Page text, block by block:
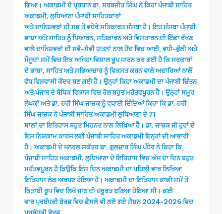
ਗਿਆ। ਅਕਾਡਮੀ ਦੇ ਪ੍ਰਧਾਨ ਡਾ. ਸਰਬਜੀਤ ਸਿੰਘ ਨੇ ਕਿਹਾ ਪੰਜਾਬੀ ਸਾਹਿਤ
ਅਕਾਡਮੀ, ਲੁਧਿਆਣਾ ਪੰਜਾਬੀ ਸਾਹਿਤਕਾਰਾਂ
ਅਤੇ ਦਾਨਿਸ਼ਵਰਾਂ ਦੀ ਸਭ ਤੋਂ ਵਧੇਰੇ ਸਤਿਕਾਰਤ ਸੰਸਥਾ ਹੈ। ਇਹ ਸੰਸਥਾ ਪੰਜਾਬੀ
ਭਾਸ਼ਾ ਅਤੇ ਸਾਹਿਤ ਨੂੰ ਪਿਆਰਨ, ਸਤਿਕਾਰਨ ਅਤੇ ਵਿਸਤਾਰਨ ਦੀ ਇੱਛਾ ਰੱਖਣ
ਵਾਲੇ ਦਾਨਿਸ਼ਵਰਾਂ ਦੀ ਸਵੈ-ਸੇਵੀ ਯਤਨਾਂ ਨਾਲ ਹੋਂਦ ਵਿਚ ਆਈ, ਵਧੀ-ਫੁੱਲੀ ਅਤੇ
ਮੌਜੂਦਾ ਸਮੇਂ ਵਿਚ ਇਕ ਅਜਿਹਾ ਵਿਸ਼ਾਲ ਰੂਪ ਧਾਰਨ ਕਰ ਗਈ ਹੈ ਕਿ ਸਰਕਾਰਾਂ
ਦੇ ਭਾਸ਼ਾ, ਸਾਹਿਤ ਅਤੇ ਸਭਿਆਚਾਰ ਨੂੰ ਵਿਕਸਤ ਕਰਨ ਵਾਲੇ ਅਦਾਰਿਆਂ ਨਾਲੋਂ
ਵੱਧ ਵਿਸ਼ਵਾਸੀ ਕੇਂਦਰ ਬਣ ਗਈ ਹੈ। ਉਨ੍ਹਾਂ ਕਿਹਾ ਅਕਾਡਮੀ ਦਾ ਪੰਜਾਬੀ ਚਿੰਤਨ
ਅਤੇ ਪੰਜਾਬ ਦੇ ਬੌਧਿਕ ਵਿਕਾਸ ਵਿਚ ਰੋਲ ਬਹੁਤ ਮਹੱਤਵਪੂਰਨ ਹੈ। ਉਨ੍ਹਾਂ ਸਮੂਹ
ਲੇਖਕਾਂ ਅਤੇ ਡਾ. ਹਰੀ ਸਿੰਘ ਜਾਚਕ ਨੂੰ ਵਧਾਈ ਦਿੰਦਿਆਂ ਕਿਹਾ ਕਿ ਡਾ. ਹਰੀ
ਸਿੰਘ ਜਾਚਕ ਨੇ ਪੰਜਾਬੀ ਸਾਹਿਤ ਅਕਾਡਮੀ ਲੁਧਿਆਣਾ ਦੇ 71
ਸਾਲਾਂ ਦਾ ਇਤਿਹਾਸ ਬਹੁਤ ਮਿਹਨਤ ਨਾਲ ਲਿਖਿਆ ਹੈ। ਡਾ. ਜਾਚਕ ਜੀ ਹੁਰਾਂ ਦੇ
ਇਸ ਨਿਸ਼ਕਾਮ ਕਾਰਜ ਲਈ ਪੰਜਾਬੀ ਸਾਹਿਤ ਅਕਾਡਮੀ ਇਨ੍ਹਾਂ ਦੀ ਆਭਾਰੀ
ਹੈ। ਅਕਾਡਮੀ ਦੇ ਜਨਰਲ ਸਕੱਤਰ ਡਾ. ਗੁਲਜ਼ਾਰ ਸਿੰਘ ਪੰਧੇਰ ਨੇ ਕਿਹਾ ਕਿ
ਪੰਜਾਬੀ ਸਾਹਿਤ ਅਕਾਡਮੀ, ਲੁਧਿਆਣਾ ਦੇ ਇਤਿਹਾਸ ਵਿਚ ਅੱਜ ਦਾ ਦਿਨ ਬਹੁਤ
ਮਹੱਤਵਪੂਰਨ ਹੈ ਕਿਉਕਿ ਇਸ ਦਿਨ ਅਕਾਡਮੀ ਦਾ ਪਹਿਲੀ ਵਾਰ ਲਿਖਿਆ
ਇਤਿਹਾਸ ਲੋਕ ਅਰਪਣ ਹੋਇਆ ਹੈ। ਅਕਾਡਮੀ ਦਾ ਇਤਿਹਾਸ ਕਾਫ਼ੀ ਸਮੇਂ ਤੋਂ
ਕਿਤਾਬੀ ਰੂਪ ਵਿਚ ਲਿਖੇ ਜਾਣ ਦੀ ਜ਼ਰੂਰਤ ਬਣਿਆ ਹੋਇਆ ਸੀ। ਕਈ
ਵਾਰ ਪ੍ਰਬੰਧਕੀ ਬੋਰਡ ਵਿਚ ਫ਼ੈਸਲੇ ਵੀ ਲਏ ਗਏ ਸੈਸ਼ਨ 2024-2026 ਵਿਚ